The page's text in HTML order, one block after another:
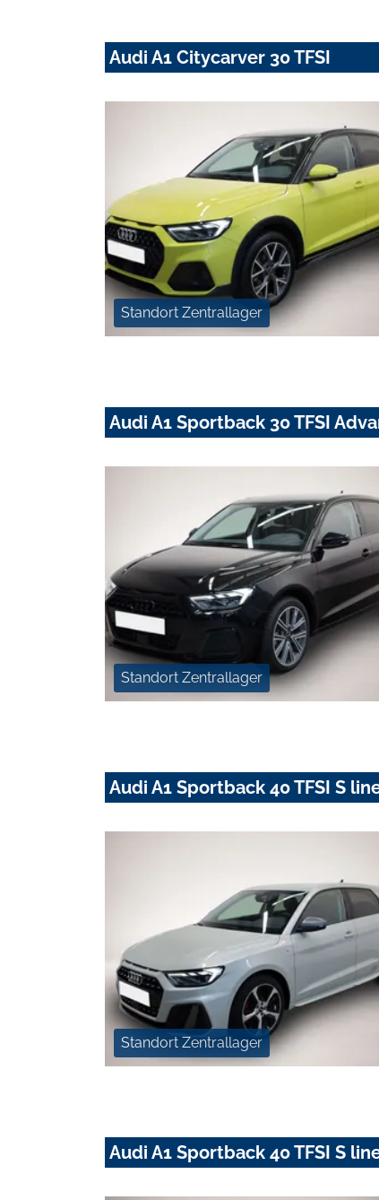
Audi A1 Citycarver 30 TFSI
Standort Zentrallager
Audi A1 Sportback 30 TFSI
Standort Zentrallager
Audi A1 Sportback 40 TFSI S
Standort Zentrallager
Audi A1 Sportback 40 TFSI S